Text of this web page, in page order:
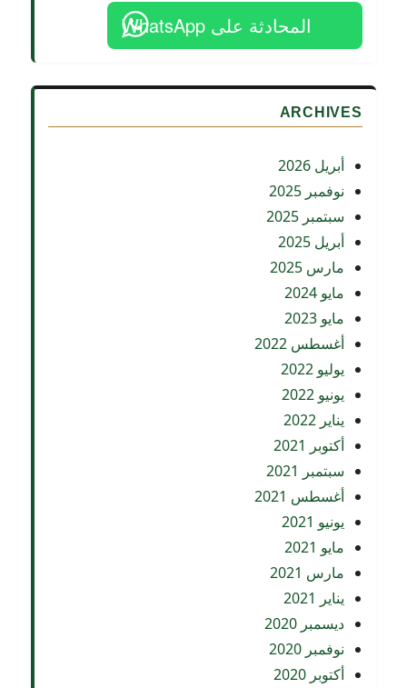
في
لقاء
إذاعي
BBC
المحادثة على WhatsApp
ARCHIVES
أبريل 2026
نوفمبر 2025
سبتمبر 2025
أبريل 2025
مارس 2025
مايو 2024
مايو 2023
أغسطس 2022
يوليو 2022
يونيو 2022
يناير 2022
أكتوبر 2021
سبتمبر 2021
أغسطس 2021
يونيو 2021
مايو 2021
مارس 2021
يناير 2021
ديسمبر 2020
نوفمبر 2020
أكتوبر 2020